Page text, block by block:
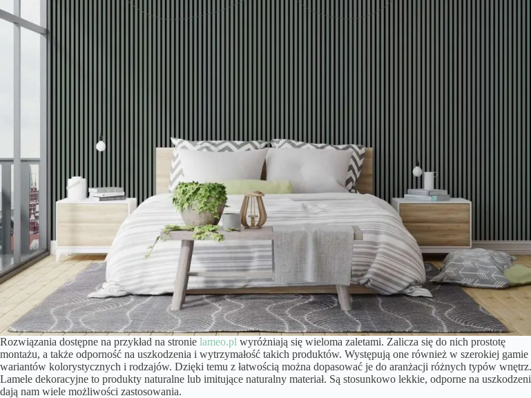
Rozwiązania dostępne na przykład na stronie lameo.pl wyróżniają się wieloma zaletami. Zalicza się do nich prostotę
montażu, a także odporność na uszkodzenia i wytrzymałość takich produktów. Występują one również w szerokiej gamie
wariantów kolorystycznych i rodzajów. Dzięki temu z łatwością można dopasować je do aranżacji różnych typów wnętrz.
Lamele dekoracyjne to produkty naturalne lub imitujące naturalny materiał. Są stosunkowo lekkie, odporne na
dają nam wiele możliwości zastosowania.